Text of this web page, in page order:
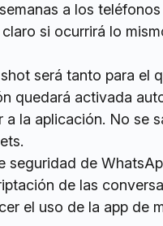
a los
si ocurrirá lo
será tanto para el
quedará activada
a la aplicación. No se
seguridad de
de las
el uso de la app de